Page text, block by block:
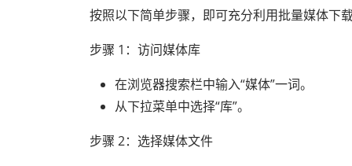
按照以下简单步骤，即可充分利用批量媒体下载
步骤 1：访问媒体库
在浏览器搜索栏中输入“媒体”一词。
从下拉菜单中选择“库”。
步骤 2：选择媒体文件